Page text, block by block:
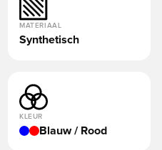
MATERIAAL
Synthetisch
KLEUR
Blauw / Rood